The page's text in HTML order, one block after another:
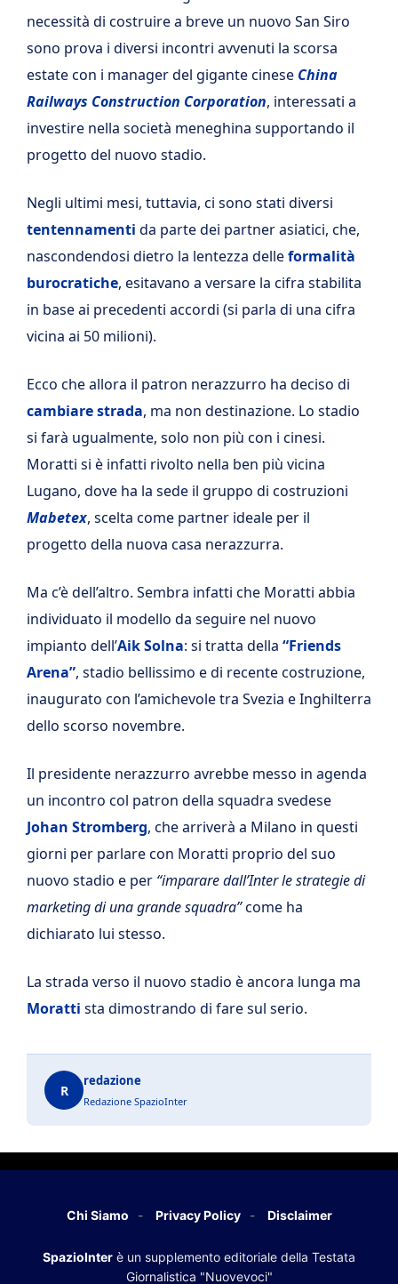
necessità di costruire a breve un nuovo San Siro
sono prova i diversi incontri avvenuti la scorsa
estate con i manager del gigante cinese China
Railways Construction Corporation, interessati a
investire nella società meneghina supportando il
progetto del nuovo stadio.
Negli ultimi mesi, tuttavia, ci sono stati diversi
tentennamenti da parte dei partner asiatici, che,
nascondendosi dietro la lentezza delleformalità
burocratiche, esitavano a versare la cifra stabilita
in base ai precedenti accordi (si parla di una cifra
vicina ai 50 milioni).
Ecco che allora il patron nerazzurro ha deciso di
cambiare strada, ma non destinazione. Lo stadio
si farà ugualmente, solo non più con i cinesi.
Moratti si è infatti rivolto nella ben più vicina
Lugano, dove ha la sede il gruppo di costruzioni
Mabetex, scelta come partner ideale per il
progetto della nuova casa nerazzurra.
Ma c’è dell’altro. Sembra infatti che Moratti abbia
individuato il modello da seguire nel nuovo
impianto dell’Aik Solna: si tratta della “Friends
Arena”, stadio bellissimo e di recente costruzione,
inaugurato con l’amichevole tra Svezia e Inghilterra
dello scorso novembre.
Il presidente nerazzurro avrebbe messo in agenda
un incontro col patron della squadra svedese
Johan Stromberg, che arriverà a Milano in questi
giorni per parlare con Moratti proprio del suo
nuovo stadio e per “imparare dall’Inter le strategie di
marketing di una grande squadra”come ha
dichiarato lui stesso.
La strada verso il nuovo stadio è ancora lunga ma
Moratti sta dimostrando di fare sul serio.
R
redazione
Redazione SpazioInter
Chi Siamo Privacy Policy Disclaimer
SpazioInter è un supplemento editoriale della Testata
Giornalistica "Nuovevoci"